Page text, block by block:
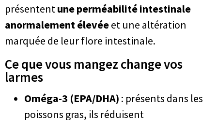
présententune perméabilité intestinale
anormalement élevéeet une altération
marquée de leur flore intestinale.
Ce que vous mangez change vos
larmes
Oméga-3 (EPA/DHA) : présents dans les
poissons gras, ils réduisent